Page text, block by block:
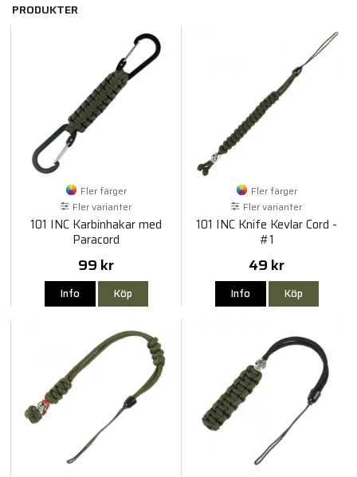
PRODUKTER
Fler färger
Fler varianter
101 INC Karbinhakar med
Paracord
99 kr
Info Köp
Fler färger
Fler varianter
101 INC Knife Kevlar Cord -
#1
49 kr
Info Köp